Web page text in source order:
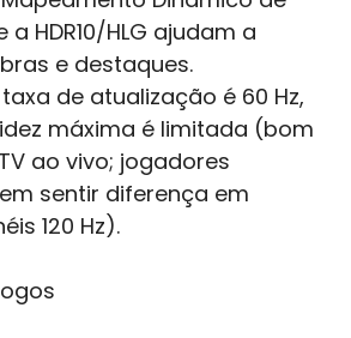
HDR10/HLG ajudam a
e destaques.
de atualização é 60 Hz,
máxima é limitada (bom
ao vivo; jogadores
sentir diferença em
120 Hz).